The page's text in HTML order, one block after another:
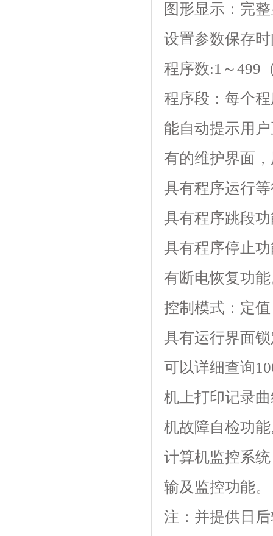
图形显示：完
设置参数保存时
程序数:1～499（
程序段：每个
能自动提示用户正
有的维护界面
具有程序运行等
具有程序跳段功
具有程序停止功能
有断电恢复功能
控制模式：定值
具有运行界面锁
可以详细查询
机上打印记录
机故障自检功能
计算机监控系统
输及监控功能。
注：并提供日